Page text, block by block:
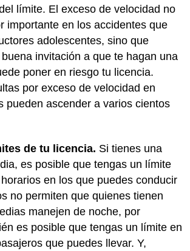
límite. El exceso de velocidad no
importante en los accidentes que
adolescentes, sino que
invitación a que te hagan una
poner en riesgo tu licencia.
por exceso de velocidad en
pueden ascender a varios cientos
de tu licencia. Si tienes una
es posible que tengas un límite
en los que puedes conducir
no permiten que quienes tienen
manejen de noche, por
es posible que tengas un límite en
que puedes llevar. Y,